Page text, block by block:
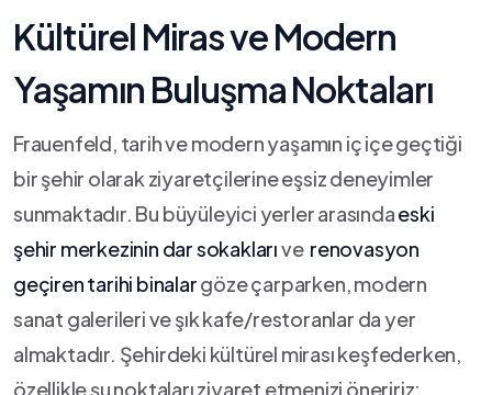
Kültürel Miras ve Modern
Yaşamın Buluşma⁢ Noktaları
Frauenfeld, tarih ve modern yaşamın iç içe⁣ geçtiği
‍bir şehir olarak ziyaretçilerine eşsiz deneyimler
sunmaktadır. Bu büyüleyici yerler arasındaeski
şehir merkezinin dar sokaklarıve ​ renovasyon
geçiren tarihi binalargöze çarparken, modern
‍sanat galerileri ve şık⁢ kafe/restoranlar da yer
almaktadır. Şehirdeki​ kültürel mirası keşfederken,‍
özellikle şu noktaları ‌ziyaret etmenizi ‍öneririz: